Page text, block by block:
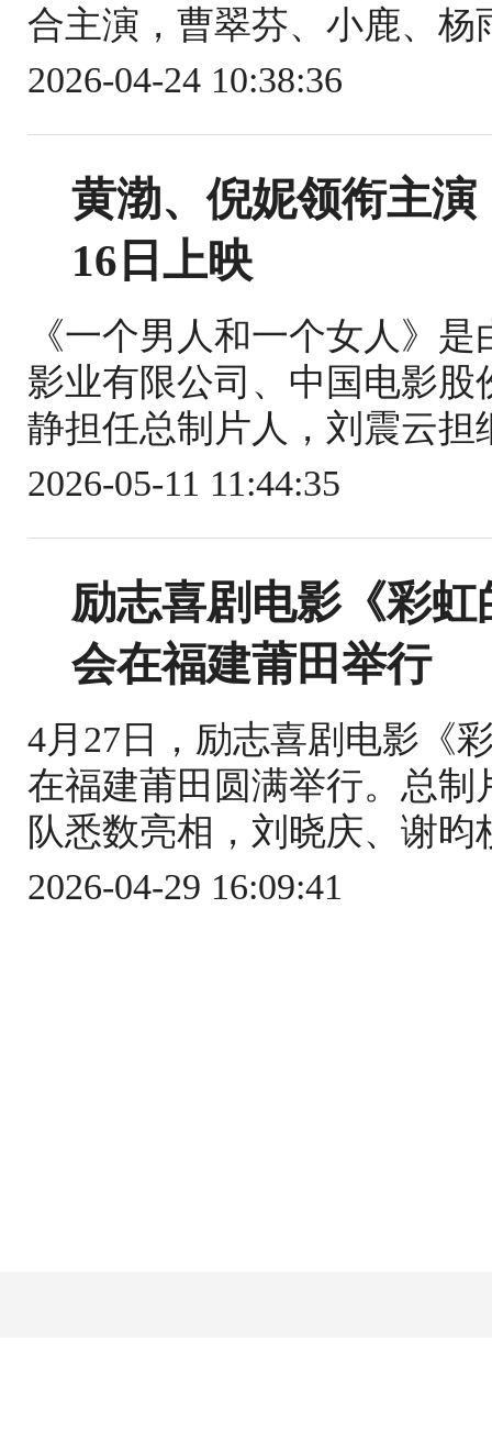
合主演，曹翠芬、小鹿、
2026-04-24 10:38:36
黄渤、倪妮领衔主
16日上映
《一个男人和一个女人》
影业有限公司、中国电影
静担任总制片人，刘震云
2026-05-11 11:44:35
励志喜剧电影《彩
会在福建莆田举行
4月27日，励志喜剧电影《
在福建莆田圆满举行。总
队悉数亮相，刘晓庆、谢
2026-04-29 16:09:41